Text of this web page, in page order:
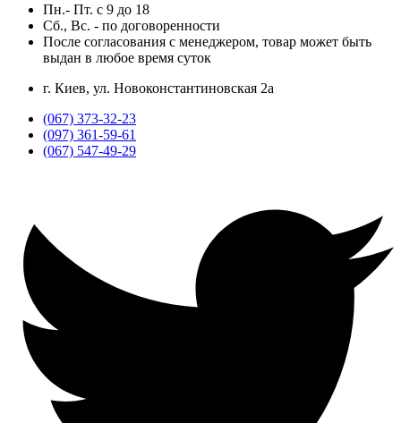
Пн.- Пт. с 9 до 18
Сб., Вс. - по договоренности
После согласования с менеджером, товар может быть
выдан в любое время суток
г. Киев, ул. Новоконстантиновская 2а
(067) 373-32-23
(097) 361-59-61
(067) 547-49-29